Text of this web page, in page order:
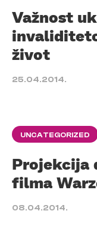
Važnost
život
25.04.2014.
UNCATEGORIZED
Projekcija
filma
08.04.2014.